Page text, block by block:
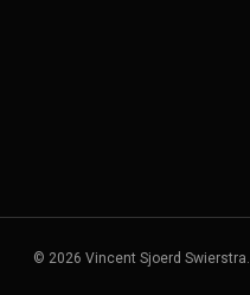
© 2026 Vincent Sjoerd Swierstra.